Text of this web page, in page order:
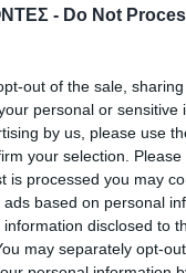
- Do Not
out of the sale,
personal or sensitive
by us, please use
your selection.
is processed you may
based on personal
information disclosed to
may separately opt-
Το ελληνικό φαγητό
οι τουρίστες κι εμείς
αυτή την